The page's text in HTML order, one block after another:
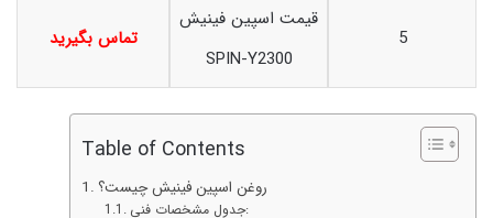
5
قیمت اسپین فینیش
SPIN-Y2300
تماس بگیرید
Table of Contents
روغن اسپین فینیش چیست؟
جدول مشخصات فنی: